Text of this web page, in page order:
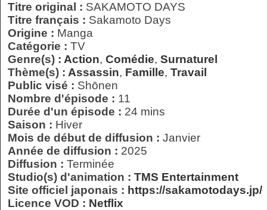
Titre original : SAKAMOTO DAYS
Titre français : Sakamoto Days
Origine : Manga
Catégorie : TV
Genre(s) : Action, Comédie, Surnaturel
Thème(s) : Assassin, Famille, Travail
Public visé : Shōnen
Nombre d'épisode : 11
Durée d'un épisode : 24 mins
Saison : Hiver
Mois de début de diffusion : Janvier
Année de diffusion : 2025
Diffusion : Terminée
Studio(s) d'animation : TMS Entertainment
Site officiel japonais : https://sakamotodays.jp/
Licence VOD : Netflix